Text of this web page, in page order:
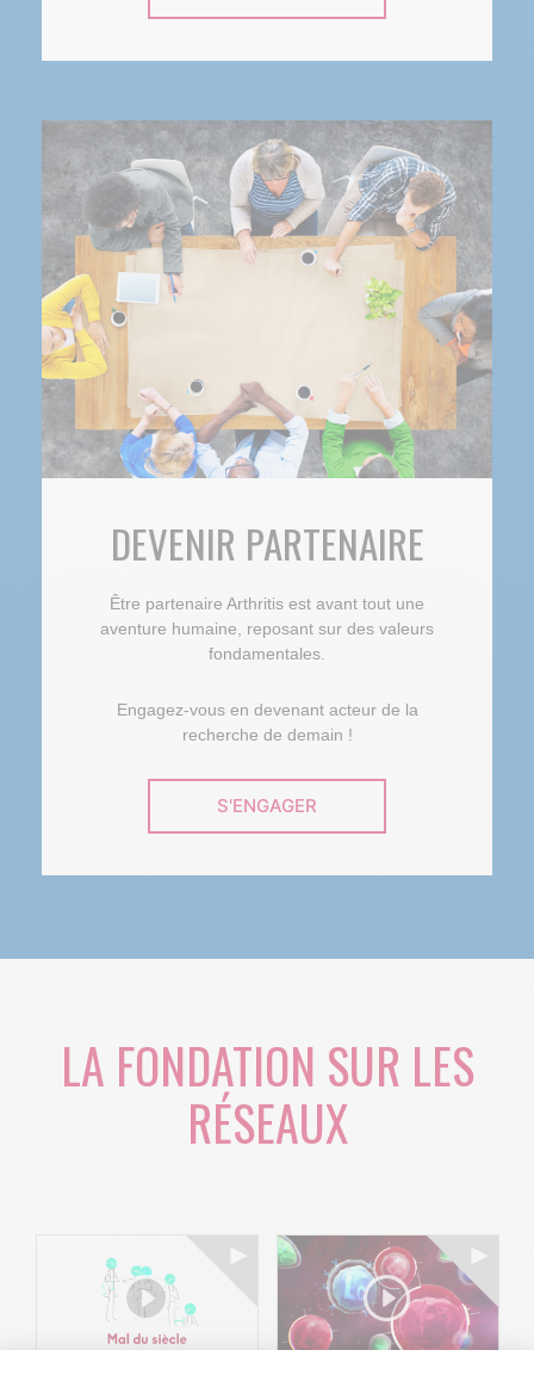
DEVENIR PARTENAIRE
Être partenaire Arthritis est avant tout une
aventure humaine, reposant sur des valeurs
fondamentales.
Engagez-vous en devenant acteur de la
recherche de demain !
S'ENGAGER
LA FONDATION SUR LES
RÉSEAUX